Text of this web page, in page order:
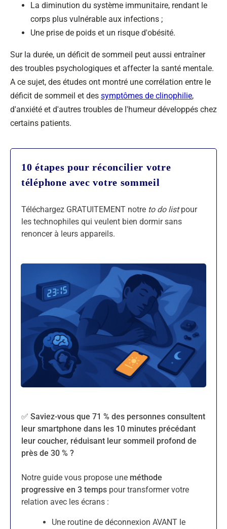
La diminution du système immunitaire, rendant le
corps plus vulnérable aux infections ;
Une prise de poids et un risque d'obésité.
Sur la durée, un déficit de sommeil peut aussi entraîner
des troubles psychologiques et affecter la santé mentale.
A ce sujet, des études ont montré une corrélation entre le
déficit de sommeil et des symptômes de clinophilie,
d'anxiété et d'autres troubles de l'humeur développés chez
certains patients.
10 étapes pour réconcilier votre
téléphone avec votre sommeil
Téléchargez GRATUITEMENT notre to do listpour
les technophiles qui veulent bien dormir sans
renoncer à leurs appareils.
✅ Saviez-vous que 71 % des personnes consultent
leur smartphone dans les 10 minutes précédant
leur coucher, réduisant leur sommeil profond de
près de 30 % ?
Notre guide vous propose une méthode
progressive en 3 temps pour transformer votre
relation avec les écrans :
Une routine de déconnexion AVANT le